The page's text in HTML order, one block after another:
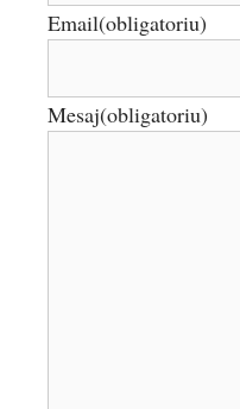
Email(obligatoriu)
Mesaj(obligatoriu)